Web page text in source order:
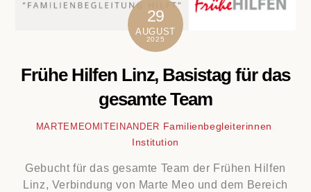
29
AUGUST
2025
Frühe Hilfen Linz, Basistag für das
gesamte Team
MARTEMEOMITEINANDER Familienbegleiterinnen
Institution
Gebucht für das gesamte Team der Frühen Hilfen
Linz, Verbindung von Marte Meo und dem Bereich